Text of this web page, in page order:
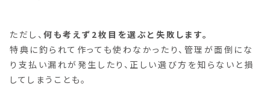
ただし、何も考えず2枚目を選ぶと失敗します。
特典に釣られて作っても使わなかったり、管理が面倒にな
り支払い漏れが発生したり、正しい選び方を知らないと損
してしまうことも。